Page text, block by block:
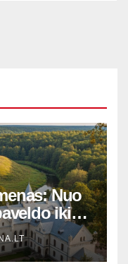
Nuo
iki